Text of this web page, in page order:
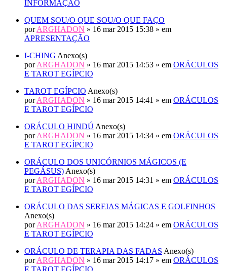
INFORMAÇÃO
QUEM SOU/O QUE SOU/O QUE FAÇO
porARGHADON » 16 mar 2015 15:38 » em
APRESENTAÇÃO
I-CHING Anexo(s)
porARGHADON » 16 mar 2015 14:53 » em ORÁCULOS
E TAROT EGÍPCIO
TAROT EGÍPCIO Anexo(s)
porARGHADON » 16 mar 2015 14:41 » em ORÁCULOS
E TAROT EGÍPCIO
ORÁCULO HINDÚ Anexo(s)
porARGHADON » 16 mar 2015 14:34 » em ORÁCULOS
E TAROT EGÍPCIO
ORÁCULO DOS UNICÓRNIOS MÁGICOS (E
PEGÁSUS) Anexo(s)
porARGHADON » 16 mar 2015 14:31 » em ORÁCULOS
E TAROT EGÍPCIO
ORÁCULO DAS SEREIAS MÁGICAS E GOLFINHOS
Anexo(s)
porARGHADON » 16 mar 2015 14:24 » em ORÁCULOS
E TAROT EGÍPCIO
ORÁCULO DE TERAPIA DAS FADAS Anexo(s)
porARGHADON » 16 mar 2015 14:17 » em ORÁCULOS
E TAROT EGÍPCIO